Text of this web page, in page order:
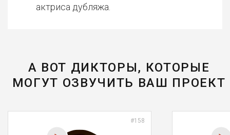
актриса дубляжа.
А ВОТ ДИКТОРЫ, КОТОРЫЕ
МОГУТ ОЗВУЧИТЬ ВАШ ПРОЕКТ
#158